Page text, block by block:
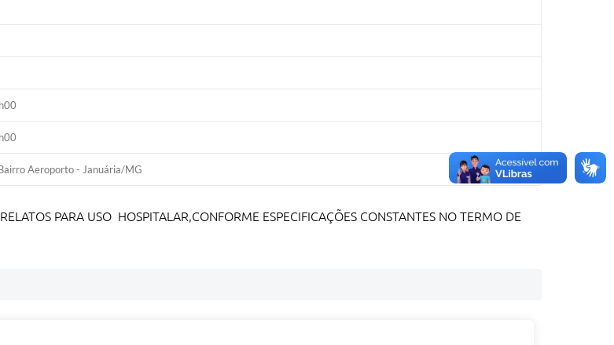
Aeroporto - Januária/MG
PARA USO HOSPITALAR,CONFORME ESPECIFICAÇÕES CONSTANTES NO TERMO DE